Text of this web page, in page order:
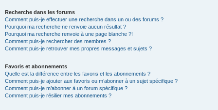
Recherche dans les forums
Comment puis-je effectuer une recherche dans un ou des forums ?
Pourquoi ma recherche ne renvoie aucun résultat ?
Pourquoi ma recherche renvoie à une page blanche ?!
Comment puis-je rechercher des membres ?
Comment puis-je retrouver mes propres messages et sujets ?
Favoris et abonnements
Quelle est la différence entre les favoris et les abonnements ?
Comment puis-je ajouter aux favoris ou m’abonner à un sujet spécifique ?
Comment puis-je m’abonner à un forum spécifique ?
Comment puis-je résilier mes abonnements ?